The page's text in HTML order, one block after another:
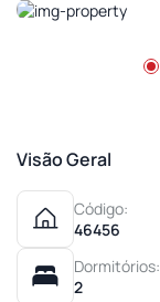
Visão Geral
Código:
46456
Dormitórios:
2